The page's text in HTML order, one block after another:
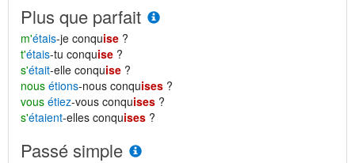
Plus que parfait
m'étais-je conquise ?
t'étais-tu conquise ?
s'était-elle conquise ?
nous étions-nous conquises ?
vous étiez-vous conquises ?
s'étaient-elles conquises ?
Passé simple